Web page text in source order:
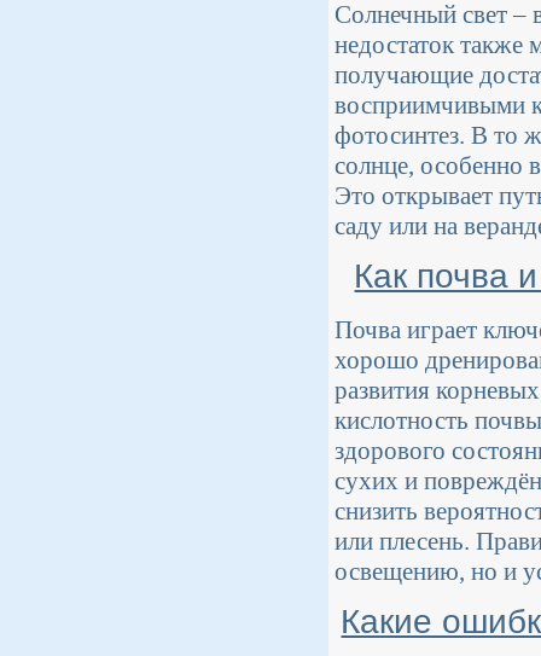
Солнечный свет –
недостаток также
получающие
восприимчивыми к
фотосинтез. В то
солнце, особенно
Это открывает
саду или на
Как почва
Почва играет
хорошо
развития
кислотность
здорового
сухих и
снизить
или плесень.
освещению, но и
Какие